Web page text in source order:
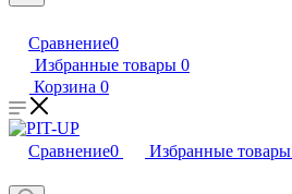
Сравнение0
Избранные товары 0
Корзина 0
Сравнение0 Избранные товары